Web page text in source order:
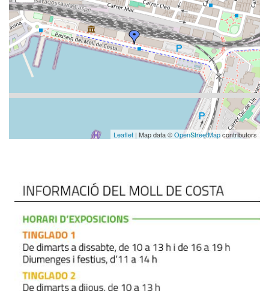
Leaflet | Map data ©OpenStreetMapcontributors